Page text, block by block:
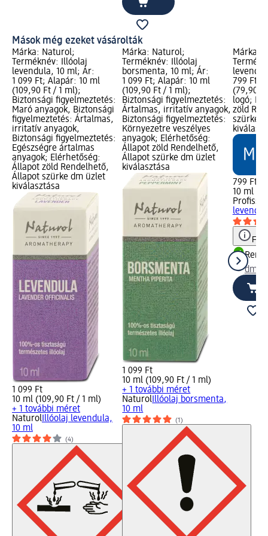
Mások még ezeket vásárolták
Márka: Naturol;
Terméknév: Illóolaj
levendula, 10 ml; Ár:
1 099 Ft; Alapár: 10 ml
(109,90 Ft / 1 ml);
Biztonsági figyelmeztetés:
Maró anyagok, Biztonsági
figyelmeztetés: Ártalmas,
irritatív anyagok,
Biztonsági figyelmeztetés:
Egészségre ártalmas
anyagok; Elérhetőség:
Állapot zöld Rendelhető,
Állapot szürke dm üzlet
kiválasztása
1 099 Ft
10 ml (109,90 Ft / 1 ml)
+ 1 további méret
NaturolIllóolaj levendula,
10 ml
(4)
Márka: Naturol;
Terméknév: Illóolaj
borsmenta, 10 ml; Ár:
1 099 Ft; Alapár: 10 ml
(109,90 Ft / 1 ml);
Biztonsági figyelmeztetés:
Ártalmas, irritatív anyagok,
Biztonsági figyelmeztetés:
Környezetre veszélyes
anyagok; Elérhetőség:
Állapot zöld Rendelhető,
Állapot szürke dm üzlet
kiválasztása
1 099 Ft
10 ml (109,90 Ft / 1 ml)
+ 1 további méret
NaturolIllóolaj borsmenta,
10 ml
(1)
Márka:
799 Ft;
(79,90
logó;
zöld
szürke
799 Ft
10 ml
dm